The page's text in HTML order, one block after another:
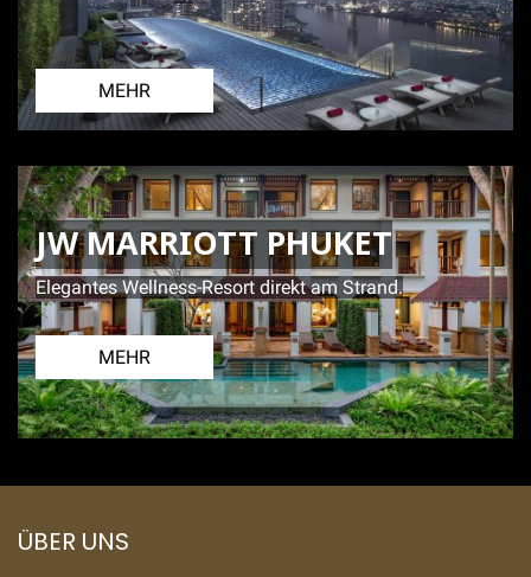
MEHR
JW MARRIOTT PHUKET
Elegantes Wellness-Resort direkt am Strand.
MEHR
ÜBER UNS